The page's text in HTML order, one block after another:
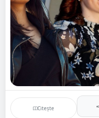
Citește